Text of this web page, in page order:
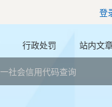
“信用中登
行政处罚 站内文